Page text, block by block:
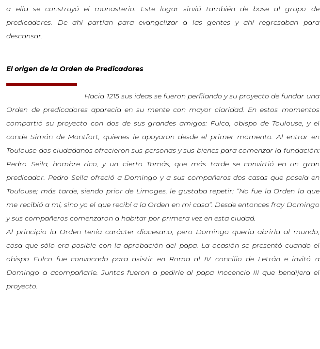
a ella se construyó el monasterio. Este lugar sirvió también de base al grupo de
predicadores. De ahí partían para evangelizar a las gentes y ahí regresaban para
descansar.
El origen de la Orden de Predicadores
Hacia 1215 sus ideas se fueron perfilando y su proyecto de fundar una
Orden de predicadores aparecía en su mente con mayor claridad. En estos momentos
compartió su proyecto con dos de sus grandes amigos: Fulco, obispo de Toulouse, y el
conde Simón de Montfort, quienes le apoyaron desde el primer momento. Al entrar en
Toulouse dos ciudadanos ofrecieron sus personas y sus bienes para comenzar la fundación:
Pedro Seila, hombre rico, y un cierto Tomás, que más tarde se convirtió en un gran
predicador. Pedro Seila ofreció a Domingo y a sus compañeros dos casas que poseía en
Toulouse; más tarde, siendo prior de Limoges, le gustaba repetir: “No fue la Orden la que
me recibió a mí, sino yo el que recibí a la Orden en mi casa”. Desde entonces fray Domingo
y sus compañeros comenzaron a habitar por primera vez en esta ciudad.
Al principio la Orden tenía carácter diocesano, pero Domingo quería abrirla al mundo,
cosa que sólo era posible con la aprobación del papa. La ocasión se presentó cuando el
obispo Fulco fue convocado para asistir en Roma al IV concilio de Letrán e invitó a
Domingo a acompañarle. Juntos fueron a pedirle al papa Inocencio III que bendijera el
proyecto.